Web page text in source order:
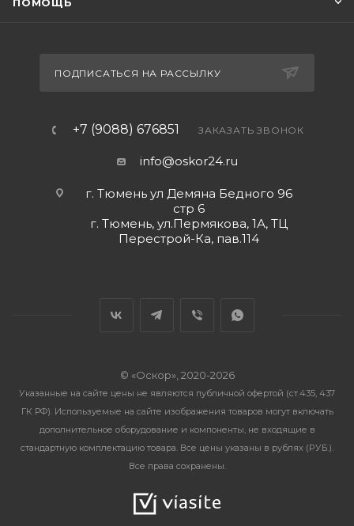
ПОДПИСАТЬСЯ НА РАССЫЛКУ
+7 (9088) 676851 ЗАКАЗАТЬ ЗВОНОК
info@oskor24.ru
г. Тюмень ул Демяна Бедного 96
стр 6
г. Тюмень, ул.Пермякова, 1А, ТЦ
Перестрой-Ка, пав.114
© «Оскор», 2020-2026
Указанные на сайте цены не являются публичной офертой (ст.435, 437
ГК РФ). Используемые на сайте изображения товаров могут включать
дополнительное оборудование и компоненты, не входящие в
стандартную комплектацию товара. Все цены указаны в рублях (PУБ.).
Все права сохранены.